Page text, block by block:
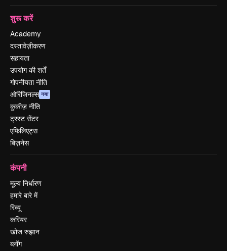
शुरू करें
Academy
दस्तावेज़ीकरण
सहायता
उपयोग की शर्तें
गोपनीयता नीति
ओरिजिनल्स नया
कुकीज़ नीति
ट्रस्ट सेंटर
एफिलिएट्स
बिज़नेस
कंपनी
मूल्य निर्धारण
हमारे बारे में
रिव्यू
करियर
खोज रुझान
ब्लॉग